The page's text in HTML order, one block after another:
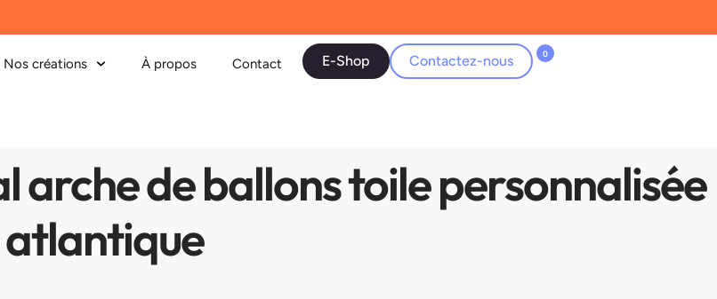
Nos créations À propos Contact E-Shop Contactez-nous 0
de ballons toile personnalisée